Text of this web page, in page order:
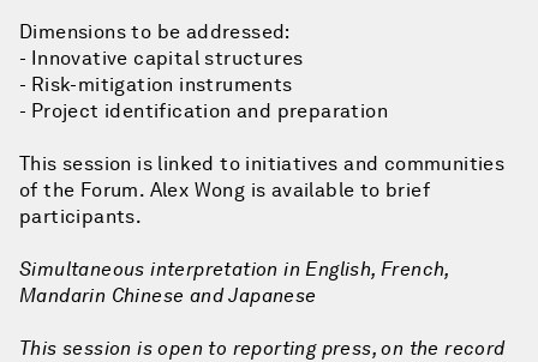
Dimensions to be addressed:
- Innovative capital structures
- Risk-mitigation instruments
- Project identification and preparation
This session is linked to initiatives and communities
of the Forum. Alex Wong is available to brief
participants.
Simultaneous interpretation in English, French,
Mandarin Chinese and Japanese
This session is open to reporting press, on the record